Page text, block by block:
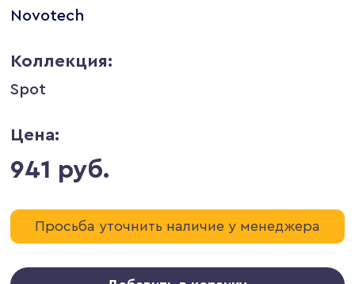
Novotech
Коллекция:
Spot
Цена:
941 руб.
Просьба уточнить наличие у менеджера